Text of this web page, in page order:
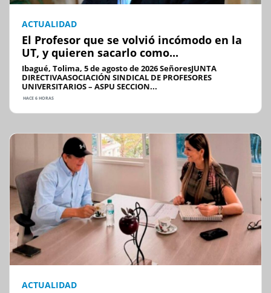
ACTUALIDAD
El Profesor que se volvió incómodo en la
UT, y quieren sacarlo como...
Ibagué, Tolima, 5 de agosto de 2026 SeñoresJUNTA
DIRECTIVAASOCIACIÓN SINDICAL DE PROFESORES
UNIVERSITARIOS – ASPU SECCION...
HACE 6 HORAS
ACTUALIDAD